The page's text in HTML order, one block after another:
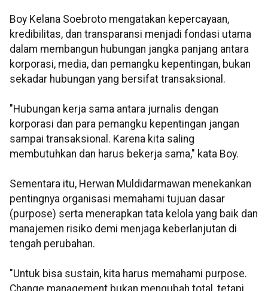
Boy Kelana Soebroto mengatakan kepercayaan,
kredibilitas, dan transparansi menjadi fondasi utama
dalam membangun hubungan jangka panjang antara
korporasi, media, dan pemangku kepentingan, bukan
sekadar hubungan yang bersifat transaksional.
"Hubungan kerja sama antara jurnalis dengan
korporasi dan para pemangku kepentingan jangan
sampai transaksional. Karena kita saling
membutuhkan dan harus bekerja sama," kata Boy.
Sementara itu, Herwan Muldidarmawan menekankan
pentingnya organisasi memahami tujuan dasar
(purpose) serta menerapkan tata kelola yang baik dan
manajemen risiko demi menjaga keberlanjutan di
tengah perubahan.
"Untuk bisa sustain, kita harus memahami purpose.